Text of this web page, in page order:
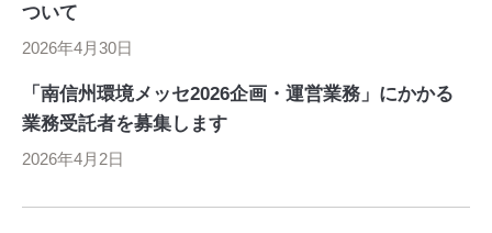
ついて
2026年4月30日
「南信州環境メッセ2026企画・運営業務」にかかる
業務受託者を募集します
2026年4月2日